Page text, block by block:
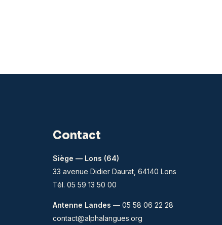
Contact
Siège — Lons (64)
33 avenue Didier Daurat, 64140 Lons
Tél. 05 59 13 50 00
Antenne Landes — 05 58 06 22 28
contact@alphalangues.org